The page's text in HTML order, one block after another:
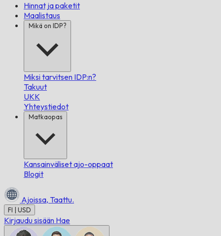
Hinnat ja paketit
Maalistaus
Mikä on IDP?
Miksi tarvitsen IDP:n?
Takuut
UKK
Yhteystiedot
Matkaopas
Kansainväliset ajo-oppaat
Blogit
Ajoissa, Taattu.
FI | USD
Kirjaudu sisään Hae